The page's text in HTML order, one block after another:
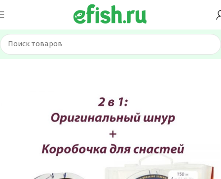
Главная Лески и шнуры Шнуры